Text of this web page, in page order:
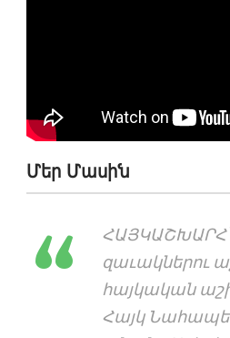
Մեր Մասին
ՀԱՅԿԱՇԽԱՐՀ-
2017 թուականի
լեզուի տօնին